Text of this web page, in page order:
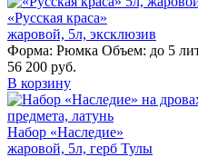
«Русская краса»
жаровой, 5л, эксклюзив
Форма: Рюмка Объем: до 5
56 200 руб.
В корзину
Набор «Наследие»
жаровой, 5л, герб Тулы